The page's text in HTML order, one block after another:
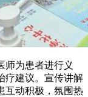
师为患者进行义
疗建议。宣传讲解
互动积极，氛围热